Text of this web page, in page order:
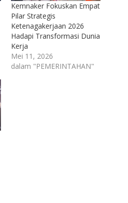
Kemnaker Fokuskan Empat
Pilar Strategis
Ketenagakerjaan 2026
Hadapi Transformasi Dunia
Kerja
Mei 11, 2026
dalam "PEMERINTAHAN"